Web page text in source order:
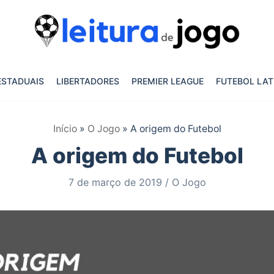
LIBERTADORES PREMIER LEAGUE FUTEBOL
Início» O Jogo» A origem do Futebol
A origem do Futebol
7 de março de 2019 O Jogo